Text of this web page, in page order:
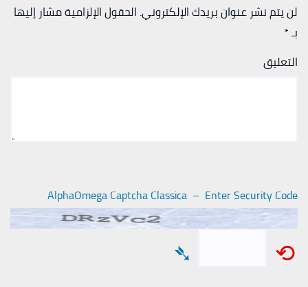
لن يتم نشر عنوان بريدك الإلكتروني. الحقول الإلزامية مشار إليها
بـ*
التعليق
AlphaOmega Captcha Classica – Enter Security Code
⟲
➴